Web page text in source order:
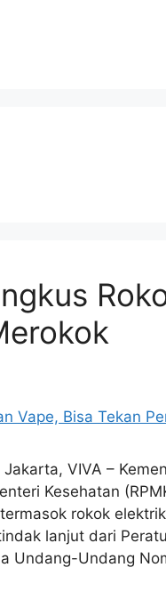
VIVA –
Kesehatan
rokok
lanjut dari
Undang-Undang